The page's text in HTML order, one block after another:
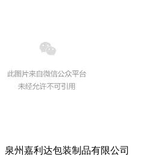
泉州嘉利达包装制品有限公司